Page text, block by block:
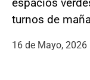
turnos de
16 de Mayo, 2026